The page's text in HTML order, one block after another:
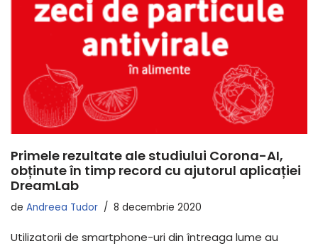
Primele rezultate ale studiului Corona-AI,
obținute în timp record cu ajutorul aplicației
DreamLab
de Andreea Tudor 8 decembrie 2020
Utilizatorii de smartphone-uri din întreaga lume au